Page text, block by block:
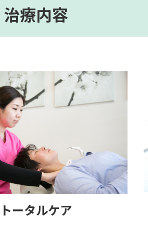
治療内容
トータルケア